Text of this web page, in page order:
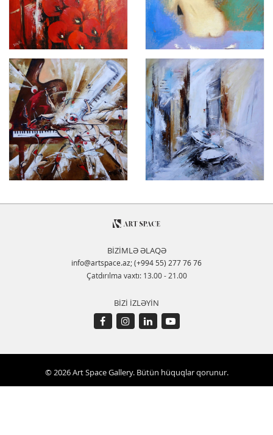
BİZİMLƏ ƏLAQƏ
info@artspace.az; (+994 55) 277 76 76
Çatdırılma vaxtı: 13.00 - 21.00
BİZİ İZLƏYİN
© 2026 Art Space Gallery. Bütün hüquqlar qorunur.